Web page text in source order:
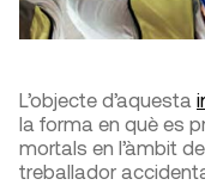
L’objecte d’aquesta
la forma en què es
mortals en l’àmbit
treballador